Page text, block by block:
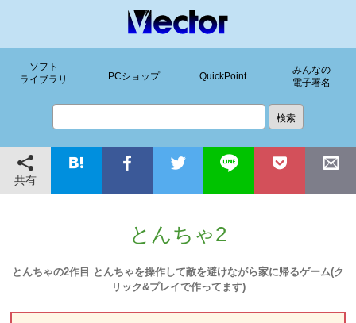
ソフト
ライブラリ
PCショップ QuickPoint
みんなの
電子署名
共有
とんちゃ2
とんちゃの2作目 とんちゃを操作して敵を避けながら家に帰るゲーム(ク
リック&プレイで作ってます)